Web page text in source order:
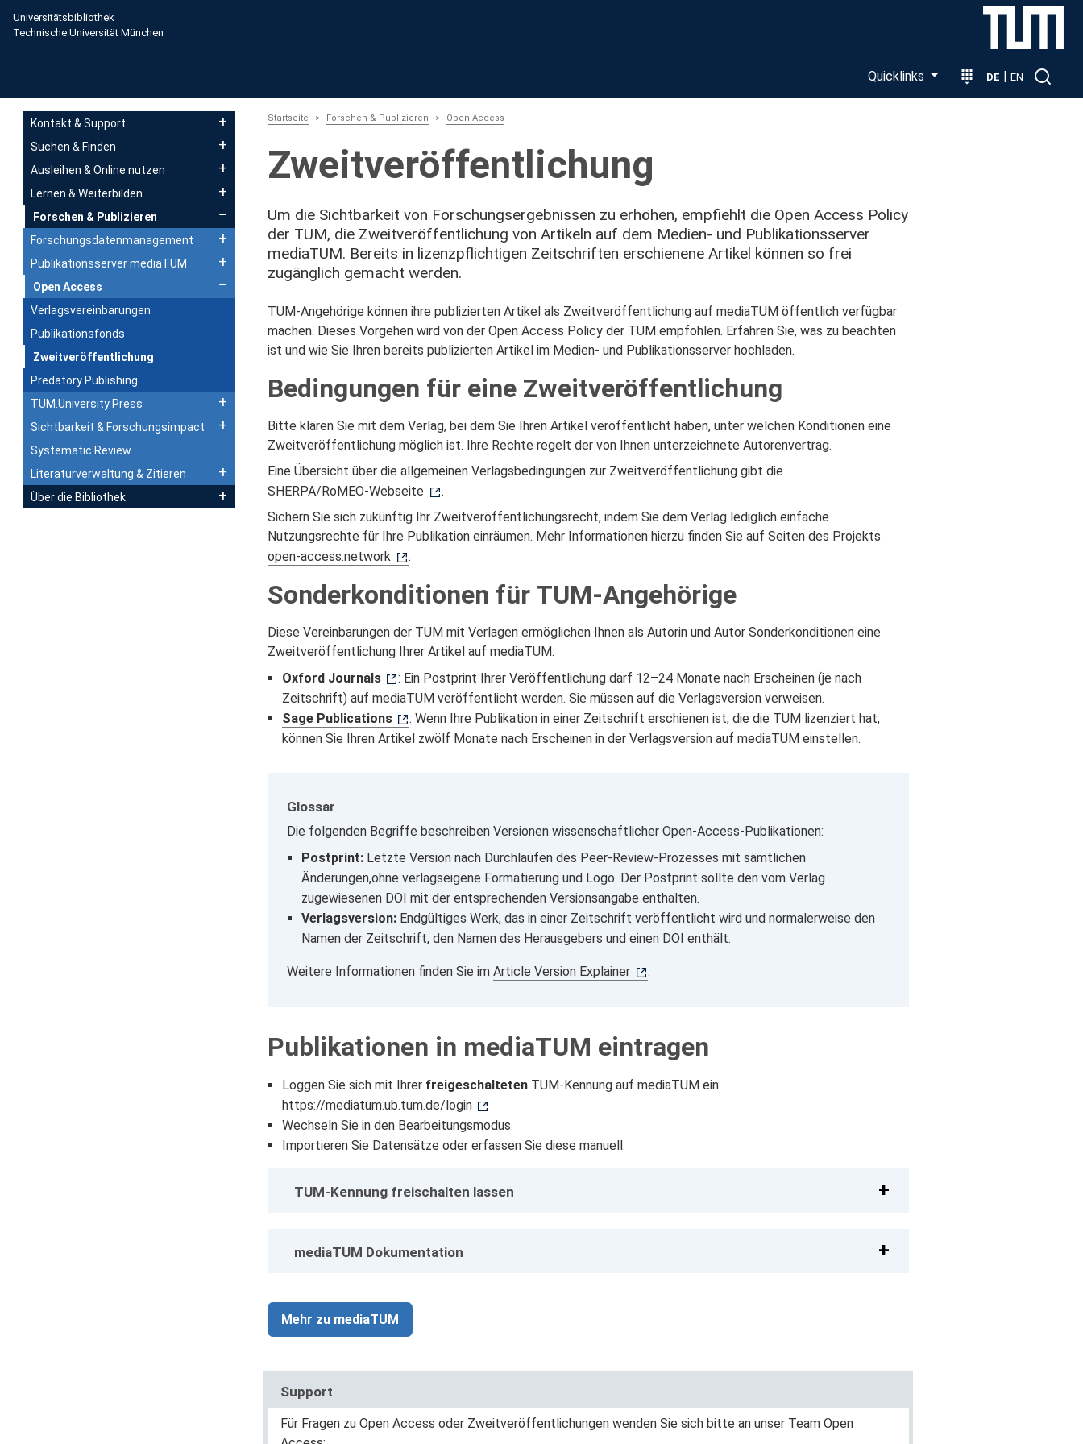
Direkt zum Inhalt
Universitätsbibliothek
Technische Universität München
Quicklinks DE | EN
Startseite Forschen & Publizieren Open Access
Zweitveröffentlichung
Um die Sichtbarkeit von Forschungsergebnissen zu erhöhen, empfiehlt die Open Access Policy
der TUM, die Zweitveröffentlichung von Artikeln auf dem Medien- und Publikations­server
mediaTUM. Bereits in lizenzpflichtigen Zeitschriften erschienene Artikel können so frei
zugänglich gemacht werden.
TUM-Angehörige können ihre publizierten Artikel als Zweitveröffentlichung auf mediaTUM öffentlich verfügbar
machen. Dieses Vorgehen wird von der Open Access Policy der TUM empfohlen. Erfahren Sie, was zu beachten
ist und wie Sie Ihren bereits publizierten Artikel im Medien- und Publikationsserver hochladen.
Bedingungen für eine Zweitveröffentlichung
Bitte klären Sie mit dem Verlag, bei dem Sie Ihren Artikel veröffentlicht haben, unter welchen Konditionen eine
Zweitveröffentlichung möglich ist. Ihre Rechte regelt der von Ihnen unterzeichnete Autorenvertrag.
Eine Übersicht über die allgemeinen Verlagsbedingungen zur Zweitveröffentlichung gibt die
SHERPA/RoMEO-Webseite
.
Sichern Sie sich zukünftig Ihr Zweitveröffentlichungsrecht, indem Sie dem Verlag lediglich einfache
Nutzungsrechte für Ihre Publikation einräumen. Mehr Informationen hierzu finden Sie auf Seiten des Projekts
open-access.network
.
Sonderkonditionen für TUM-Angehörige
Diese Vereinbarungen der TUM mit Verlagen ermöglichen Ihnen als Autorin und Autor Sonderkonditionen eine
Zweitveröffentlichung Ihrer Artikel auf mediaTUM:
Oxford Journals
: Ein Postprint Ihrer Veröffentlichung darf 12–24 Monate nach Erscheinen (je nach
Zeitschrift) auf mediaTUM veröffentlicht werden. Sie müssen auf die Verlagsversion verweisen.
Sage Publications
: Wenn Ihre Publikation in einer Zeitschrift erschienen ist, die die TUM lizenziert hat,
können Sie Ihren Artikel zwölf Monate nach Erscheinen in der Verlagsversion auf mediaTUM einstellen.
Glossar
Die folgenden Begriffe beschreiben Versionen wissenschaftlicher Open-Access-Publikationen:
Postprint:Letzte Version nach Durchlaufen des Peer-Review-Prozesses mit sämtlichen
Änderungen,ohne verlagseigene Formatierung und Logo. Der Postprint sollte den vom Verlag
zugewiesenen DOI mit der entsprechenden Versionsangabe enthalten.
Verlagsversion:Endgültiges Werk, das in einer Zeitschrift veröffentlicht wird und normalerweise den
Namen der Zeitschrift, den Namen des Herausgebers und einen DOI enthält.
Weitere Informationen finden Sie im Article Version Explainer .
Publikationen in mediaTUM eintragen
Loggen Sie sich mit Ihrer freigeschaltetenTUM-Kennung auf mediaTUM ein:
https://mediatum.ub.tum.de/login
Wechseln Sie in den Bearbeitungsmodus.
Importieren Sie Datensätze oder erfassen Sie diese manuell.
TUM-Kennung freischalten lassen
mediaTUM Dokumentation
Mehr zu mediaTUM
Support
Für Fragen zu Open Access oder Zweitveröffentlichungen wenden Sie sich bitte an unser Team Open
Main navigation
Kontakt & Support
Suchen & Finden
Ausleihen & Online nutzen
Lernen & Weiterbilden
Forschen & Publizieren
Forschungsdatenmanagement
Publikationsserver mediaTUM
Open Access
Verlagsvereinbarungen
Publikationsfonds
Zweitveröffentlichung
Predatory Publishing
TUM.University Press
Sichtbarkeit & Forschungsimpact
Systematic Review
Literaturverwaltung & Zitieren
Über die Bibliothek